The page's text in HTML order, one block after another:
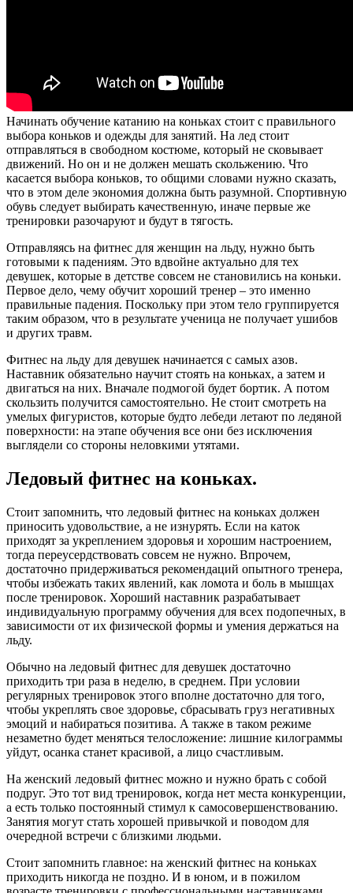
Начинать обучение катанию на коньках стоит с правильного
выбора коньков и одежды для занятий. На лед стоит
отправляться в свободном костюме, который не сковывает
движений. Но он и не должен мешать скольжению. Что
касается выбора коньков, то общими словами нужно сказать,
что в этом деле экономия должна быть разумной. Спортивную
обувь следует выбирать качественную, иначе первые же
тренировки разочаруют и будут в тягость.
Отправляясь на фитнес для женщин на льду, нужно быть
готовыми к падениям. Это вдвойне актуально для тех
девушек, которые в детстве совсем не становились на коньки.
Первое дело, чему обучит хороший тренер – это именно
правильные падения. Поскольку при этом тело группируется
таким образом, что в результате ученица не получает ушибов
и других травм.
Фитнес на льду для девушек начинается с самых азов.
Наставник обязательно научит стоять на коньках, а затем и
двигаться на них. Вначале подмогой будет бортик. А потом
скользить получится самостоятельно. Не стоит смотреть на
умелых фигуристов, которые будто лебеди летают по ледяной
поверхности: на этапе обучения все они без исключения
выглядели со стороны неловкими утятами.
Ледовый фитнес на коньках.
Стоит запомнить, что ледовый фитнес на коньках должен
приносить удовольствие, а не изнурять. Если на каток
приходят за укреплением здоровья и хорошим настроением,
тогда переусердствовать совсем не нужно. Впрочем,
достаточно придерживаться рекомендаций опытного тренера,
чтобы избежать таких явлений, как ломота и боль в мышцах
после тренировок. Хороший наставник разрабатывает
индивидуальную программу обучения для всех подопечных, в
зависимости от их физической формы и умения держаться на
льду.
Обычно на ледовый фитнес для девушек достаточно
приходить три раза в неделю, в среднем. При условии
регулярных тренировок этого вполне достаточно для того,
чтобы укреплять свое здоровье, сбрасывать груз негативных
эмоций и набираться позитива. А также в таком режиме
незаметно будет меняться телосложение: лишние килограммы
уйдут, осанка станет красивой, а лицо счастливым.
На женский ледовый фитнес можно и нужно брать с собой
подруг. Это тот вид тренировок, когда нет места конкуренции,
а есть только постоянный стимул к самосовершенствованию.
Занятия могут стать хорошей привычкой и поводом для
очередной встречи с близкими людьми.
Стоит запомнить главное: на женский фитнес на коньках
приходить никогда не поздно. И в юном, и в пожилом